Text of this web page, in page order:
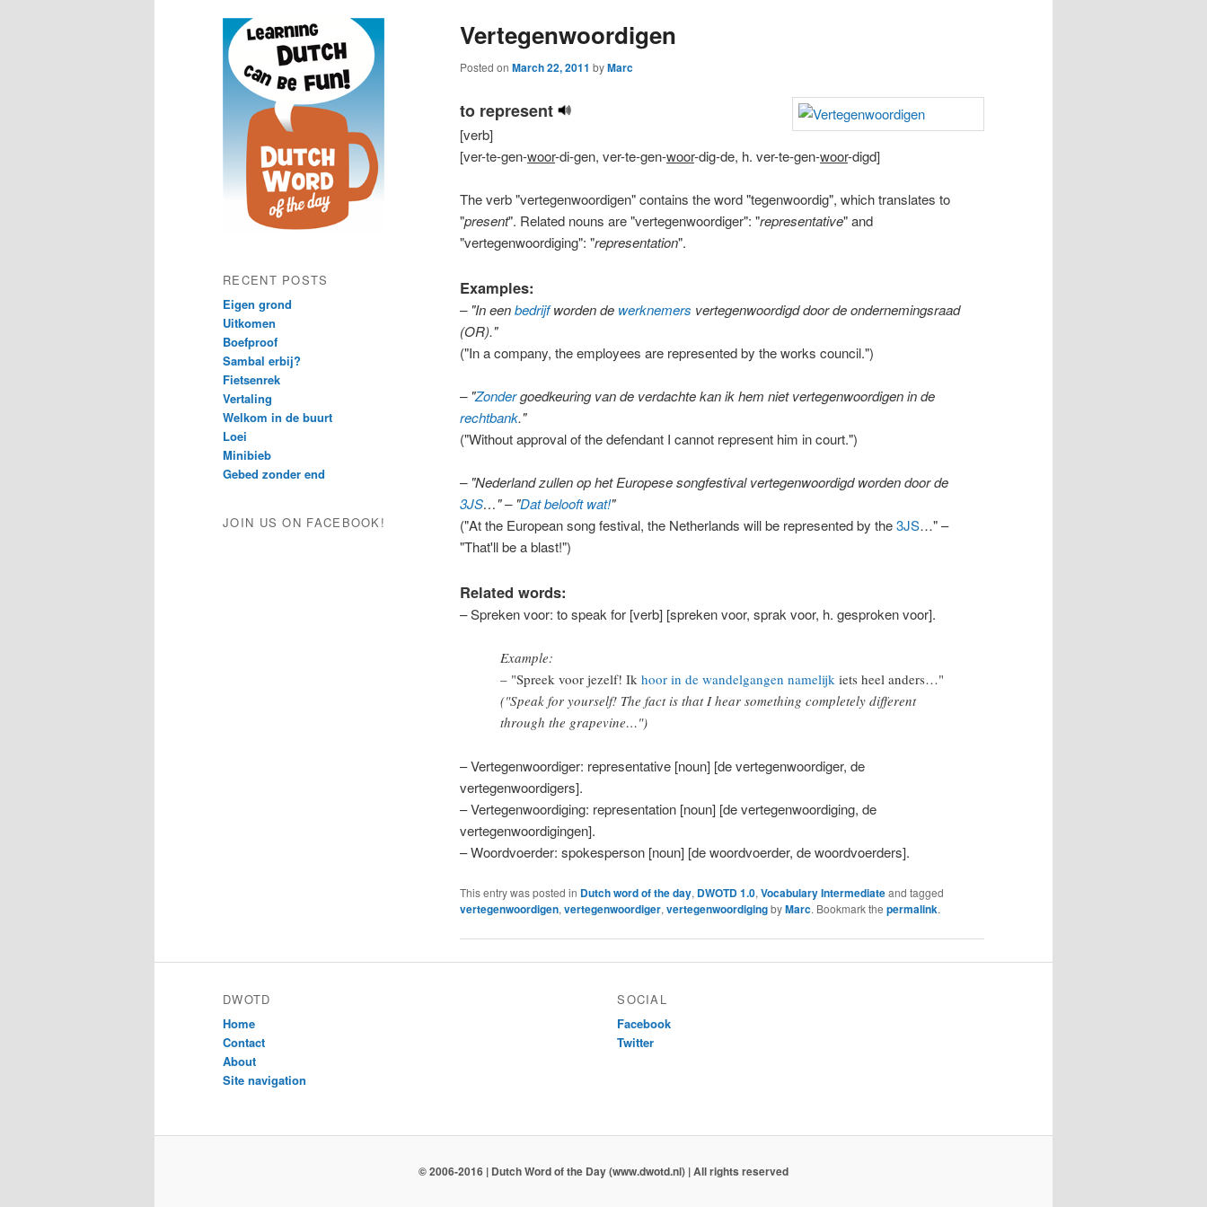
content
content Vertegenwoordigen
Posted on March 22, 2011 byMarc
to represent
[verb]
[ver-te-gen-woor-di-gen, ver-te-gen-woor-dig-de, h. ver-te-gen-woor-digd]
The verb "vertegenwoordigen" contains the word "tegenwoordig", which translates to
"present". Related nouns are "vertegenwoordiger": "representative" and
"vertegenwoordiging": "representation".
Examples:
– "In eenbedrijfworden de werknemers vertegenwoordigd door de ondernemingsraad
(OR)."
("In a company, the employees are represented by the works council.")
– "Zondergoedkeuring van de verdachte kan ik hem niet vertegenwoordigen in de
rechtbank."
("Without approval of the defendant I cannot represent him in court.")
– "Nederland zullen op het Europese songfestival vertegenwoordigd worden door de
3JS…" – "Dat belooft wat!"
("At the European song festival, the Netherlands will be represented by the3JS…" –
"That'll be a blast!")
Related words:
– Spreken voor: to speak for [verb] [spreken voor, sprak voor, h. gesproken voor].
Example:
– "Spreek voor jezelf! Ik hoor in de wandelgangen namelijk iets heel anders…"
("Speak for yourself! The fact is that I hear something completely different
through the grapevine…")
– Vertegenwoordiger: representative [noun] [de vertegenwoordiger, de
vertegenwoordigers].
– Vertegenwoordiging: representation [noun] [de vertegenwoordiging, de
vertegenwoordigingen].
– Woordvoerder: spokesperson [noun] [de woordvoerder, de woordvoerders].
This entry was posted in Dutch word of the day, DWOTD 1.0, Vocabulary Intermediateand tagged
vertegenwoordigen, vertegenwoordiger, vertegenwoordigingbyMarc. Bookmark the permalink.
RECENT POSTS
Eigen grond
Uitkomen
Boefproof
Sambal erbij?
Fietsenrek
Vertaling
Welkom in de buurt
Loei
Minibieb
Gebed zonder end
JOIN US ON FACEBOOK!
DWOTD
Home
Contact
About
Site navigation
SOCIAL
Facebook
Twitter
© 2006-2016 | Dutch Word of the Day (www.dwotd.nl) | All rights reserved